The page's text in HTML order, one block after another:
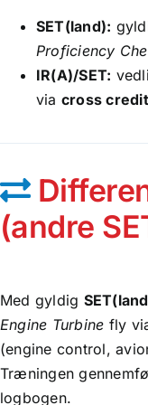
SET(land):
Proficiency
IR(A)/SET:
via cross credit
(andre
Med gyldig
Engine Turbine fly
(engine control,
Træningen
logbogen.